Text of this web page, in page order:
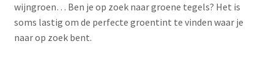
wijngroen… Ben je op zoek naar groene tegels? Het is
soms lastig om de perfecte groentint te vinden waar je
naar op zoek bent.